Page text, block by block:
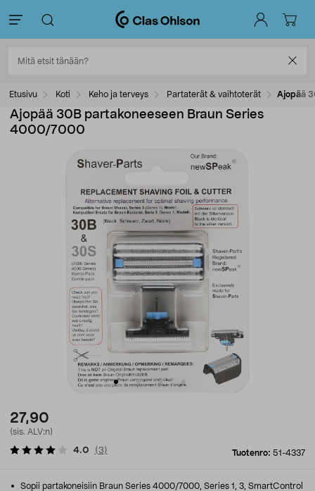
Etusivu Koti Keho ja terveys Partaterät & vaihtoterät Ajopää
Ajopää 30B partakoneeseen Braun Series
4000/7000
27,90
(sis. ALV:n)
Tuotenro: 51-4337
4.0 (3)
Sopii partakoneisiin Braun Series 4000/7000, Series 1, 3, SmartControl